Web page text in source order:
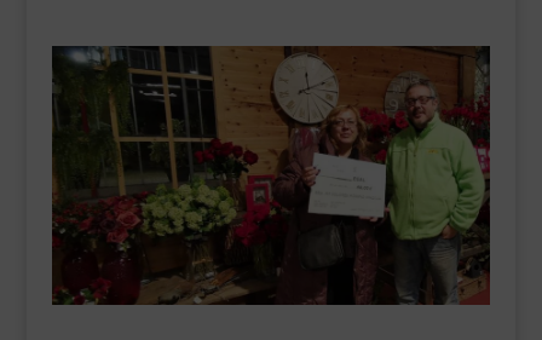
PLANTAS
COMPLEMENTOS JARDÍN
MASCOTAS
DECORACIÓN
HORARIO GARDEN